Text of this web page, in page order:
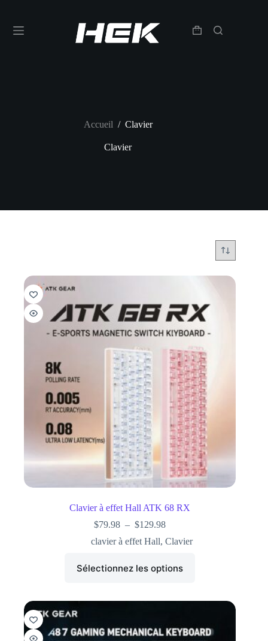
Accueil / Clavier
Clavier
Clavier à effet Hall ATK 68 RX
$79.98 – $129.98
clavier à effet Hall,Clavier
Sélectionnez les options